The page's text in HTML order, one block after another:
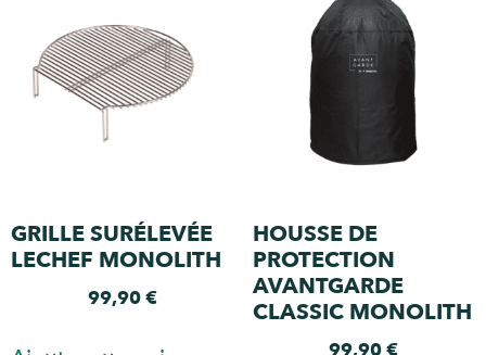
GRILLE SURÉLEVÉE
LECHEF MONOLITH
99,90€
HOUSSE DE
PROTECTION
AVANTGARDE
CLASSIC MONOLITH
99,90€